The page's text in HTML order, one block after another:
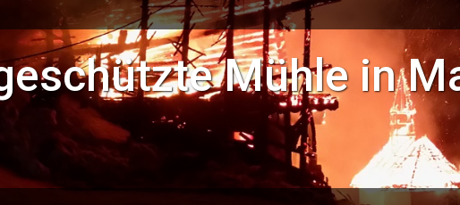
Mühle in